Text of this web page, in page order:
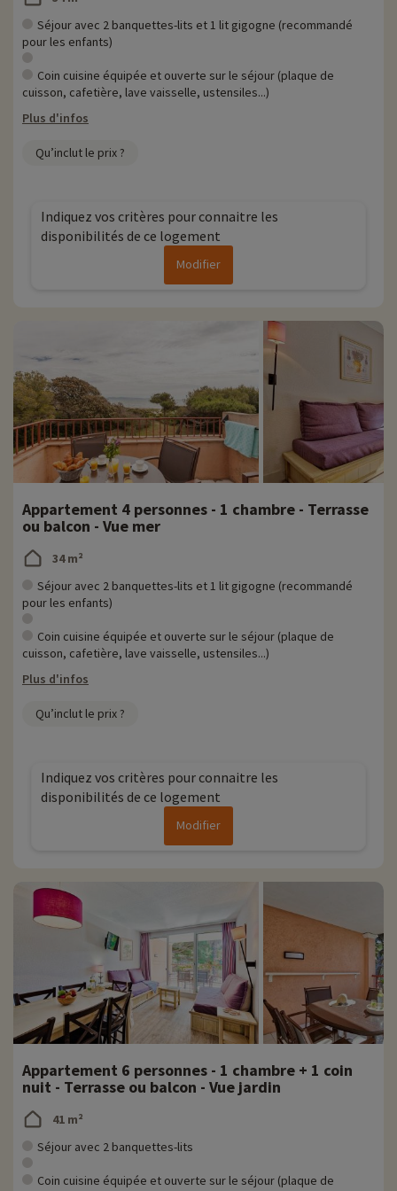
Séjour avec 2 banquettes-lits et 1 lit gigogne (recommandé
pour les enfants)
Coin cuisine équipée et ouverte sur le séjour (plaque de
cuisson, cafetière, lave vaisselle, ustensiles...)
Plus d'infos
Qu’inclut le prix ?
Indiquez vos critères pour connaitre les
disponibilités de ce logement
Modifier
Appartement 4 personnes - 1 chambre - Terrasse
ou balcon - Vue mer
34 m²
Séjour avec 2 banquettes-lits et 1 lit gigogne (recommandé
pour les enfants)
Coin cuisine équipée et ouverte sur le séjour (plaque de
cuisson, cafetière, lave vaisselle, ustensiles...)
Plus d'infos
Qu’inclut le prix ?
Indiquez vos critères pour connaitre les
disponibilités de ce logement
Modifier
Appartement 6 personnes - 1 chambre + 1 coin
nuit - Terrasse ou balcon - Vue jardin
41 m²
Séjour avec 2 banquettes-lits
Coin cuisine équipée et ouverte sur le séjour (plaque de